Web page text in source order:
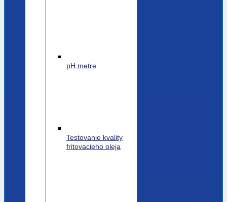
pH metre
Testovanie kvality
fritovacieho oleja